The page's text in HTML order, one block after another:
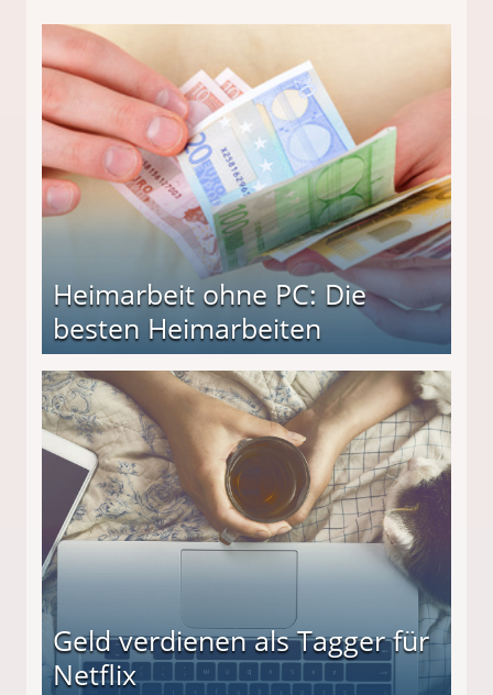
Heimarbeit ohne PC: Die
besten Heimarbeiten
Geld verdienen als Tagger für
Netflix